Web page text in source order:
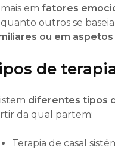
em fatores
outros se
ou em
de
diferentes tipos
da qual partem:
Terapia de casal